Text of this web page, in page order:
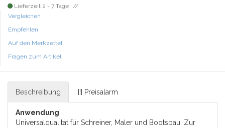
Lieferzeit 2 - 7 Tage
Vergleichen
Empfehlen
Auf den Merkzettel
Fragen zum Artikel
Beschreibung [!] Preisalarm
Anwendung
Universalqualität für Schreiner, Maler und Bootsbau. Zur